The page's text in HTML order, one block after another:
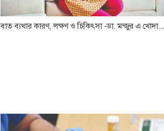
বাত ব্যথার কারণ, লক্ষণ ও চিকিৎসা -ডা. মন্জুর এ খোদা...